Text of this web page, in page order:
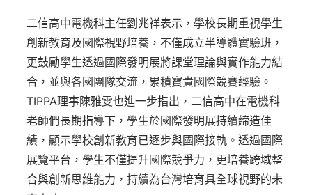
二信高中電機科主任劉兆祥表示，學校長期重視學生
創新教育及國際視野培養，不僅成立半導體實驗班，
更鼓勵學生透過國際發明展將課堂理論與實作能力結
合，並與各國團隊交流，累積寶貴國際競賽經驗。
TIPPA理事陳雅雯也進一步指出，二信高中在電機科
老師們長期指導下，學生於國際發明展持續締造佳
績，顯示學校創新教育已逐步與國際接軌。透過國際
展覽平台，學生不僅提升國際競爭力，更培養跨域整
合與創新思維能力，持續為台灣培育具全球視野的未